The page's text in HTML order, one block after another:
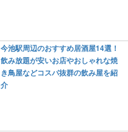
今池駅周辺のおすすめ居酒屋14選！
飲み放題が安いお店やおしゃれな焼
き鳥屋などコスパ抜群の飲み屋を紹
介